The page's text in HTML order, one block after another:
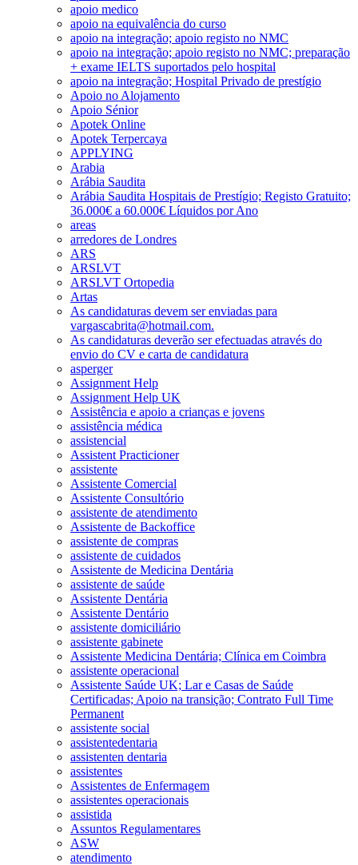
apoio medico
apoio na equivalência do curso
apoio na integração; apoio registo no NMC
apoio na integração; apoio registo no NMC; preparação
+ exame IELTS suportados pelo hospital
apoio na integração; Hospital Privado de prestígio
Apoio no Alojamento
Apoio Sénior
Apotek Online
Apotek Terpercaya
APPLYING
Arabia
Arábia Saudita
Arábia Saudita Hospitais de Prestígio; Registo Gratuito;
36.000€ a 60.000€ Líquidos por Ano
areas
arredores de Londres
ARS
ARSLVT
ARSLVT Ortopedia
Artas
As candidaturas devem ser enviadas para
vargascabrita@hotmail.com.
As candidaturas deverão ser efectuadas através do
envio do CV e carta de candidatura
asperger
Assignment Help
Assignment Help UK
Assistência e apoio a crianças e jovens
assistência médica
assistencial
Assistent Practicioner
assistente
Assistente Comercial
Assistente Consultório
assistente de atendimento
Assistente de Backoffice
assistente de compras
assistente de cuidados
Assistente de Medicina Dentária
assistente de saúde
Assistente Dentária
Assistente Dentário
assistente domiciliário
assistente gabinete
Assistente Medicina Dentária; Clínica em Coimbra
assistente operacional
Assistente Saúde UK; Lar e Casas de Saúde
Certificadas; Apoio na transição; Contrato Full Time
Permanent
assistente social
assistentedentaria
assistenten dentaria
assistentes
Assistentes de Enfermagem
assistentes operacionais
assistida
Assuntos Regulamentares
ASW
atendimento